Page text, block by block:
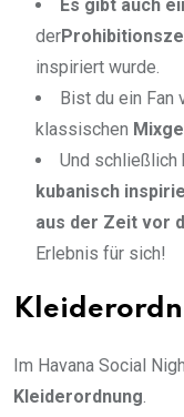
Es gibt auch
der
inspiriert wurde.
Bist du ein Fan
klassischen
Und schließlich
kubanisch
aus der Zeit vor
Erlebnis für sich!
Im Havana Social
Kleiderordnung